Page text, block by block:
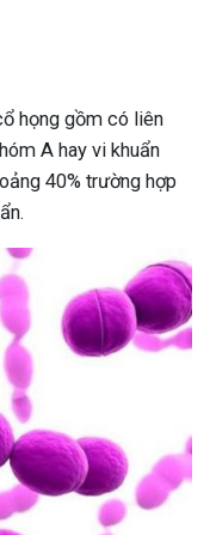
họng gồm có liên
A hay vi khuẩn
40% trường hợp